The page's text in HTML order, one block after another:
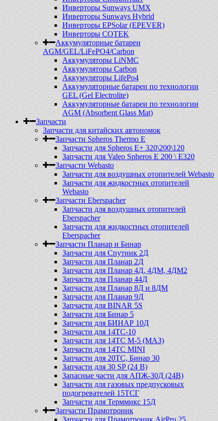
Инверторы Sunways UMX
Инверторы Sunways Hybrid
Инверторы EPSolar (EPEVER)
Инверторы COTEK
Аккумуляторные батареи
AGM/GEL/LiFePO4/Carbon
Аккумуляторы LiNMC
Аккумуляторы Carbon
Аккумуляторы LifePo4
Аккумуляторные батареи по технологии
GEL (Gel Electrolite)
Аккумуляторные батареи по технологии
AGM (Absorbent Glass Mat)
Запчасти
Запчасти для китайских автономок
Запчасти Spheros Thermo E
Запчасти для Spheros E+ 320\200\120
Запчасти для Valeo Spheros E 200 \ E320
Запчасти Webasto
Запчасти для воздушных отопителей Webasto
Запчасти для жидкостных отопителей
Webasto
Запчасти Eberspacher
Запчасти для воздушных отопителей
Eberspacher
Запчасти для жидкостных отопителей
Eberspacher
Запчасти Планар и Бинар
Запчасти для Спутник 2Д
Запчасти для Планар 2Д
Запчасти для Планар 4Д, 4ДМ, 4ДМ2
Запчасти для Планар 44Д
Запчасти для Планар 8Д и 8ДМ
Запчасти для Планар 9Д
Запчасти для BINAR 5S
Запчасти для Бинар 5
Запчасти для БИНАР 10Д
Запчасти для 14ТС-10
Запчасти для 14ТС М-5 (МАЗ)
Запчасти для 14ТС MINI
Запчасти для 20ТС, Бинар 30
Запчасти для 30 SP (24 В)
Запасные части для АПЖ-30Д (24В)
Запчасти для газовых предпусковых
подогревателей 15ТСГ
Запчасти для Терммикс 15Д
Запчасти Прамотроник
Запчасти для Прамотроник AirPro 25